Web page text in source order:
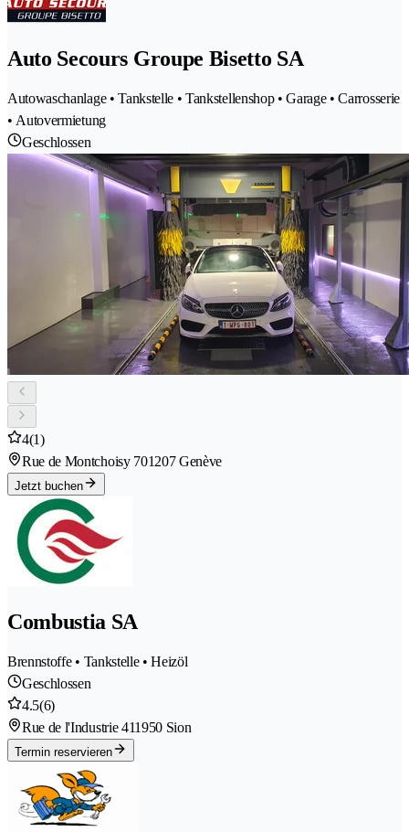
Auto Secours Groupe Bisetto SA
Autowaschanlage • Tankstelle • Tankstellenshop • Garage • Carrosserie
• Autovermietung
Geschlossen
4(1)
Rue de Montchoisy 701207 Genève
Jetzt buchen
Combustia SA
Brennstoffe • Tankstelle • Heizöl
Geschlossen
4.5(6)
Rue de l'Industrie 411950 Sion
Termin reservieren